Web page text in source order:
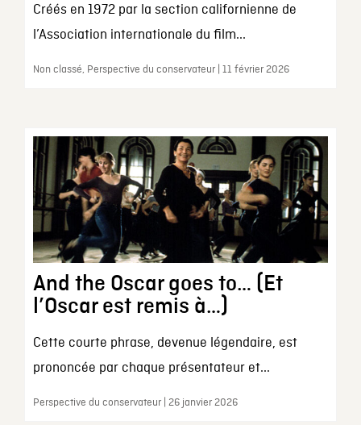
Créés en 1972 par la section californienne de
l’Association internationale du film...
Non classé, Perspective du conservateur | 11 février 2026
And the Oscar goes to… (Et
l’Oscar est remis à…)
Cette courte phrase, devenue légendaire, est
prononcée par chaque présentateur et...
Perspective du conservateur | 26 janvier 2026